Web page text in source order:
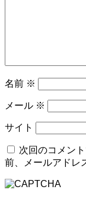
名前 ※
メール ※
サイト
次回のコメン
前、メールアドレ